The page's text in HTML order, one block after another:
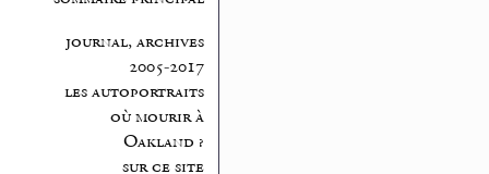
journal, archives
2005-2017
les autoportraits
où mourir à
Oakland ?
sur ce site